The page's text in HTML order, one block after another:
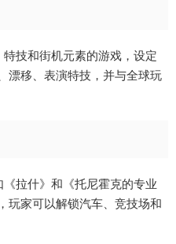
特技和街机元素的游戏，设定
漂移、表演特技，并与全球玩
《拉什》和《托尼霍克的专业
玩家可以解锁汽车、竞技场和